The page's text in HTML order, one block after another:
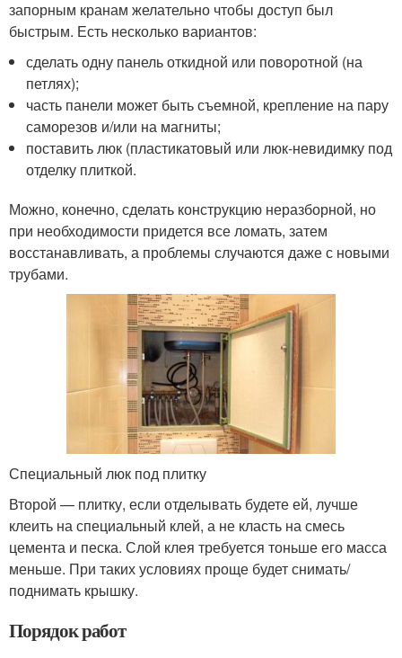
запорным кранам желательно чтобы доступ был
быстрым. Есть несколько вариантов:
сделать одну панель откидной или поворотной (на
петлях);
часть панели может быть съемной, крепление на пару
саморезов и/или на магниты;
поставить люк (пластикатовый или люк-невидимку под
отделку плиткой.
Можно, конечно, сделать конструкцию неразборной, но
при необходимости придется все ломать, затем
восстанавливать, а проблемы случаются даже с новыми
трубами.
Специальный люк под плитку
Второй — плитку, если отделывать будете ей, лучше
клеить на специальный клей, а не класть на смесь
цемента и песка. Слой клея требуется тоньше его масса
меньше. При таких условиях проще будет снимать/
поднимать крышку.
Порядок работ